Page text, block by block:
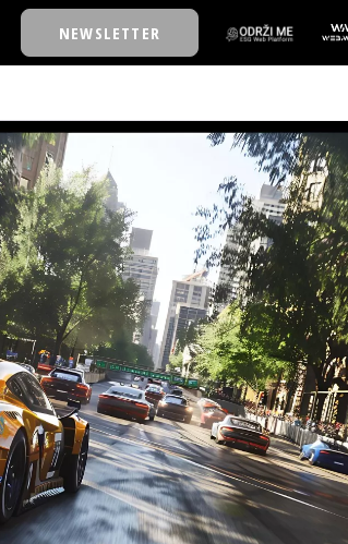
NEWSLETTER